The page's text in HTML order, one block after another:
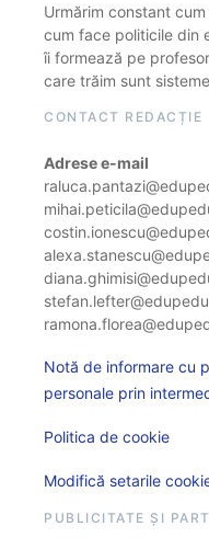
Urmărim constant
cum face politicile din
îi formează pe
care trăim sunt
CONTACT REDACȚIE
Adrese e-mail
Notă de informare cu
personale prin
Politica de cookie
Modifică setarile
PUBLICITATE ȘI